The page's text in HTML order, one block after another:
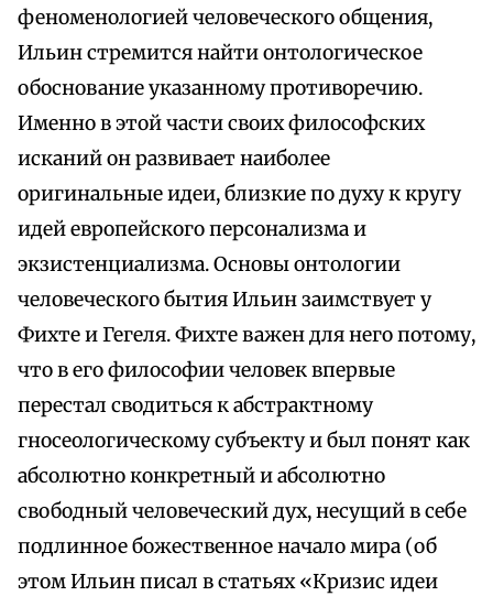
феноменологией человеческого общения,
Ильин стремится найти онтологическое
обоснование указанному противоречию.
Именно в этой части своих философских
исканий он развивает наиболее
оригинальные идеи, близкие по духу к кругу
идей европейского персонализма и
экзистенциализма. Основы онтологии
человеческого бытия Ильин заимствует у
Фихте и Гегеля. Фихте важен для него потому,
что в его философии человек впервые
перестал сводиться к абстрактному
гносеологическому субъекту и был понят как
абсолютно конкретный и абсолютно
свободный человеческий дух, несущий в себе
подлинное божественное начало мира (об
этом Ильин писал в статьях «Кризис идеи